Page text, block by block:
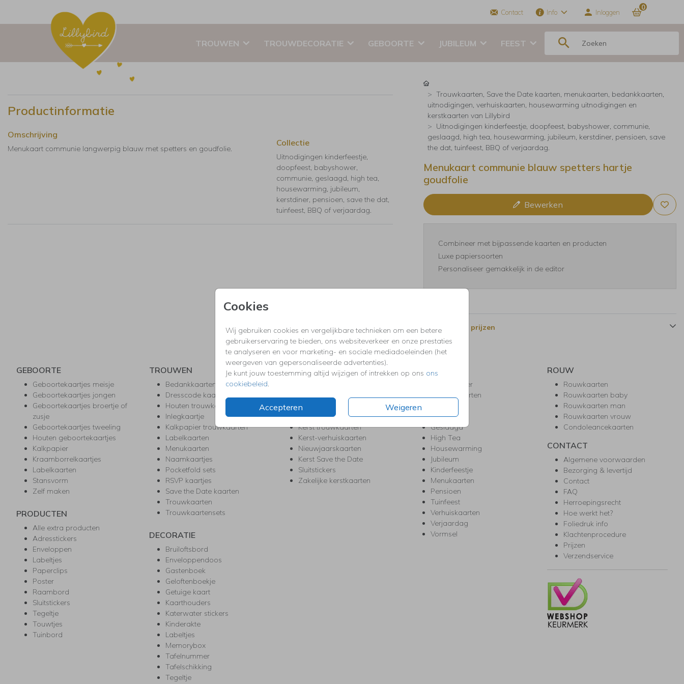
Contact Info Inloggen
0
TROUWEN TROUWDECORATIE GEBOORTE JUBILEUM FEEST
Cookies
Wij gebruiken cookies en vergelijkbare technieken om een betere
gebruikerservaring te bieden, ons websiteverkeer en onze prestaties
te analyseren en voor marketing- en sociale mediadoeleinden (het
weergeven van gepersonaliseerde advertenties).
Je kunt jouw toestemming altijd wijzigen of intrekken op ons ons
cookiebeleid.
Accepteren Weigeren
Productinformatie
Omschrijving
Menukaart communie langwerpig blauw met spetters en goudfolie.
Collectie
Uitnodigingen kinderfeestje,
doopfeest, babyshower,
communie, geslaagd, high tea,
housewarming, jubileum,
kerstdiner, pensioen, save the dat,
tuinfeest, BBQ of verjaardag.
Trouwkaarten, Save the Date kaarten, menukaarten, bedankkaarten,
uitnodigingen, verhuiskaarten, housewarming uitnodigingen en
kerstkaarten van Lillybird
Uitnodigingen kinderfeestje, doopfeest, babyshower, communie,
geslaagd, high tea, housewarming, jubileum, kerstdiner, pensioen, save
the dat, tuinfeest, BBQ of verjaardag.
Menukaart communie blauw spetters hartje
goudfolie
Bewerken
Combineer met bijpassende kaarten en producten
Luxe papiersoorten
Personaliseer gemakkelijk in de editor
Formaten en prijzen
GEBOORTE
Geboortekaartjes meisje
Geboortekaartjes jongen
Geboortekaartjes broertje of
zusje
Geboortekaartjes tweeling
Houten geboortekaartjes
Kalkpapier
Kraamborrelkaartjes
Labelkaarten
Stansvorm
Zelf maken
PRODUCTEN
Alle extra producten
Adresstickers
Enveloppen
Labeltjes
Paperclips
Poster
Raambord
Sluitstickers
Tegeltje
Touwtjes
Tuinbord
TROUWEN
Bedankkaarten
Dresscode kaartjes
Houten trouwkaarten
Inlegkaartje
Kalkpapier trouwkaarten
Labelkaarten
Menukaarten
Naamkaartjes
Pocketfold sets
RSVP kaartjes
Save the Date kaarten
Trouwkaarten
Trouwkaartensets
DECORATIE
Bruiloftsbord
Enveloppendoos
Gastenboek
Geloftenboekje
Getuige kaart
Kaarthouders
Katerwater stickers
Kinderakte
Labeltjes
Memorybox
Tafelnummer
Tafelschikking
Tegeltje
KERST
Kerstdiner uitnodigingen
Kerstmenukaarten
Kerst trouwkaarten
Kerst-verhuiskaarten
Nieuwjaarskaarten
Kerst Save the Date
Sluitstickers
Zakelijke kerstkaarten
FEEST
Babyshower
Bedankkaarten
Doopsel
Geslaagd
High Tea
Housewarming
Jubileum
Kinderfeestje
Menukaarten
Pensioen
Tuinfeest
Verhuiskaarten
Verjaardag
Vormsel
ROUW
Rouwkaarten
Rouwkaarten baby
Rouwkaarten man
Rouwkaarten vrouw
Condoleancekaarten
CONTACT
Algemene voorwaarden
Bezorging & levertijd
Contact
FAQ
Herroepingsrecht
Hoe werkt het?
Foliedruk info
Klachtenprocedure
Prijzen
Verzendservice